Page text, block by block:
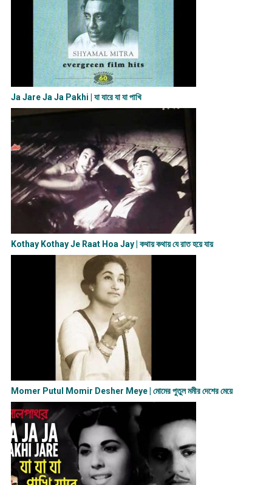
Ja Jare Ja Ja Pakhi | যা যারে যা যা পাখি
Kothay Kothay Je Raat Hoa Jay | কথায় কথায় যে রাত হয়ে যায়
Momer Putul Momir Desher Meye | মোমের পুতুল মমীর দেশের মেয়ে